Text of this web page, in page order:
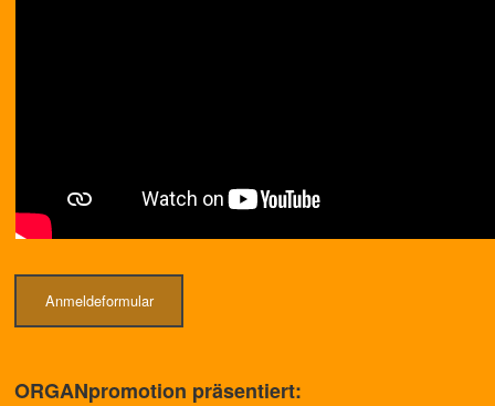
Anmeldeformular
ORGANpromotion präsentiert: